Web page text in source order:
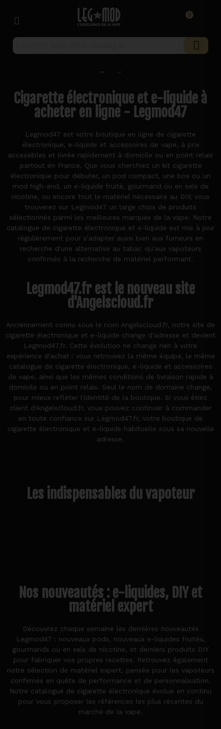
0
Cigarette électronique et e-liquide à
acheter en ligne - Legmod47
Legmod47 est votre boutique en ligne de cigarette
électronique, e-liquide et accessoires de vape, à prix
accessibles et livrée rapidement à domicile ou en point relais
partout en France. Que vous cherchiez un kit cigarette
électronique pour débuter, un pod compact, une box ou un
mod high-end, un e-liquide fruité, gourmand ou en sels de
nicotine, ou encore tout le matériel nécessaire au DIY, vous
trouverez sur Legmod47 un large choix de produits
sélectionnés parmi les meilleures marques de la vape. Notre
catalogue de cigarette électronique et e-liquide est mis à jour
régulièrement pour s'adapter aussi bien aux fumeurs en
recherche d'une alternative au tabac qu'aux vapoteurs
confirmés à la recherche de matériel performant.
Legmod47.fr est le nouveau site
d'Angelscloud.fr
Anciennement connu sous le nom Angelscloud.fr, notre site de
cigarette électronique et e-liquide change d'adresse et devient
Legmod47.fr. Cette évolution ne change rien à votre
expérience d'achat : vous retrouvez la même équipe, le même
catalogue de cigarette électronique, e-liquide et accessoires
de vape, ainsi que les mêmes conditions de livraison rapide à
domicile ou en point relais. Seul le nom de domaine change,
pour mieux refléter l'identité de la boutique. Si vous étiez
client d'Angelscloud.fr, vous pouvez continuer à commander
en toute confiance sur Legmod47.fr, votre boutique de
cigarette électronique et e-liquide habituelle sous sa nouvelle
adresse.
Les indispensables du vapoteur
Nos nouveautés : e-liquides, DIY et
matériel expert
Découvrez chaque semaine les dernières nouveautés
Legmod47 : nouveaux pods, nouveaux e-liquides fruités,
gourmands ou en sels de nicotine, et derniers produits DIY
pour fabriquer vos propres recettes. Retrouvez également
notre sélection de matériel expert, pensée pour les vapoteurs
confirmés en quête de performance et de personnalisation.
Notre catalogue de cigarette électronique évolue en continu
pour vous proposer les références les plus récentes du
marché de la vape.